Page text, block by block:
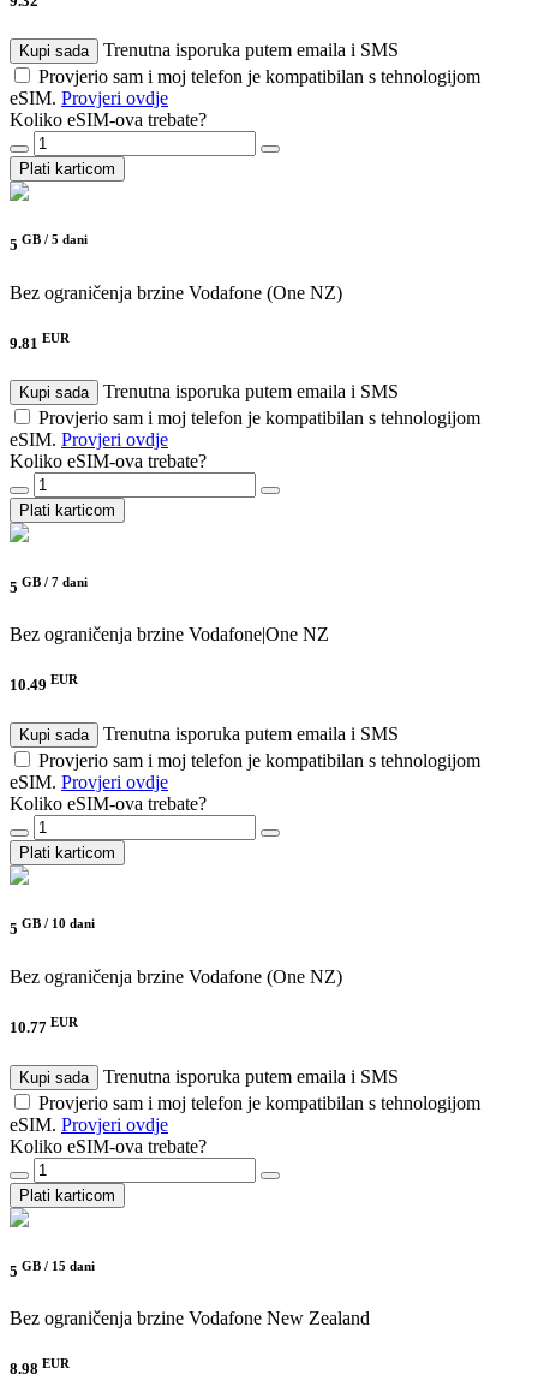
Kupi sada
Trenutna isporuka putem emaila i SMS
Provjerio sam i moj telefon je kompatibilan s tehnologijom
eSIM. Provjeri ovdje
Koliko eSIM-ova trebate?
Plati karticom
5 GB / 5 dani
Bez ograničenja brzine Vodafone (One NZ)
9.81 EUR
Kupi sada
Trenutna isporuka putem emaila i SMS
Provjerio sam i moj telefon je kompatibilan s tehnologijom
eSIM. Provjeri ovdje
Koliko eSIM-ova trebate?
Plati karticom
5 GB / 7 dani
Bez ograničenja brzine Vodafone|One NZ
10.49 EUR
Kupi sada
Trenutna isporuka putem emaila i SMS
Provjerio sam i moj telefon je kompatibilan s tehnologijom
eSIM. Provjeri ovdje
Koliko eSIM-ova trebate?
Plati karticom
5 GB / 10 dani
Bez ograničenja brzine Vodafone (One NZ)
10.77 EUR
Kupi sada
Trenutna isporuka putem emaila i SMS
Provjerio sam i moj telefon je kompatibilan s tehnologijom
eSIM. Provjeri ovdje
Koliko eSIM-ova trebate?
Plati karticom
5 GB / 15 dani
Bez ograničenja brzine Vodafone New Zealand
8.98 EUR